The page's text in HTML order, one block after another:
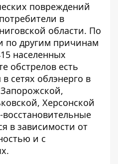
повреждений
в
области. По
по другим причинам
населенных
обстрелов есть
сетях облэнерго в
Херсонской
в зависимости от
и с